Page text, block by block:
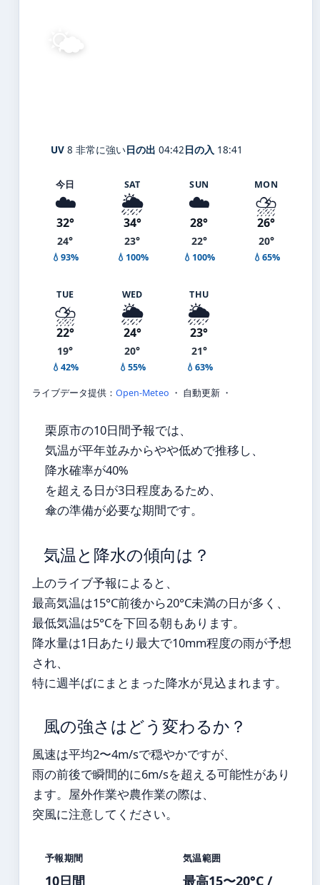
🌤️
UV 8 非常に強い日の出 04:42日の入 18:41
今日
☁️
32°
24°
💧93%
SAT
🌦️
34°
23°
💧100%
SUN
☁️
28°
22°
💧100%
MON
⛈️
26°
20°
💧65%
TUE
⛈️
22°
19°
💧42%
WED
🌦️
24°
20°
💧55%
THU
🌦️
23°
21°
💧63%
ライブデータ提供： Open-Meteo ・ 自動更新 ・
栗原市の10日間予報では、
気温が平年並みからやや低めで推移し、
降水確率が40%
を超える日が3日程度あるため、
傘の準備が必要な期間です。
気温と降水の傾向は？
上のライブ予報によると、
最高気温は15°C前後から20°C未満の日が多く、
最低気温は5°Cを下回る朝もあります。
降水量は1日あたり最大で10mm程度の雨が予想
され、
特に週半ばにまとまった降水が見込まれます。
風の強さはどう変わるか？
風速は平均2〜4m/sで穏やかですが、
雨の前後で瞬間的に6m/sを超える可能性があり
ます。屋外作業や農作業の際は、
突風に注意してください。
予報期間
10日間
気温範囲
最高15〜20°C /